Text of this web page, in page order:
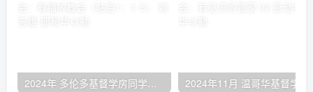
2024年 多伦多基督学房同学聚会：有福的教会（帖后1：1-5） 刘志雄